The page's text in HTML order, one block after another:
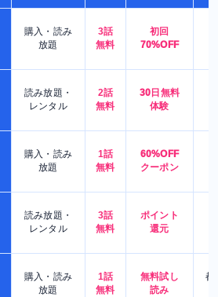
購入・読み
放題
3話
無料
初回
70%OFF
読み放題・
レンタル
2話
無料
30日無料
体験
購入・読み
放題
1話
無料
60%OFF
クーポン
読み放題・
レンタル
3話
無料
ポイント
還元
購入・読み
放題
1話
無料
無料試し
読み
都